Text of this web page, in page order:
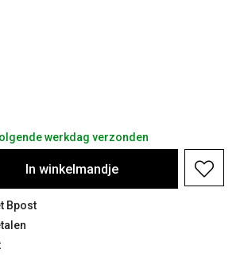
werkdag verzonden
In winkelmandje
Bpost